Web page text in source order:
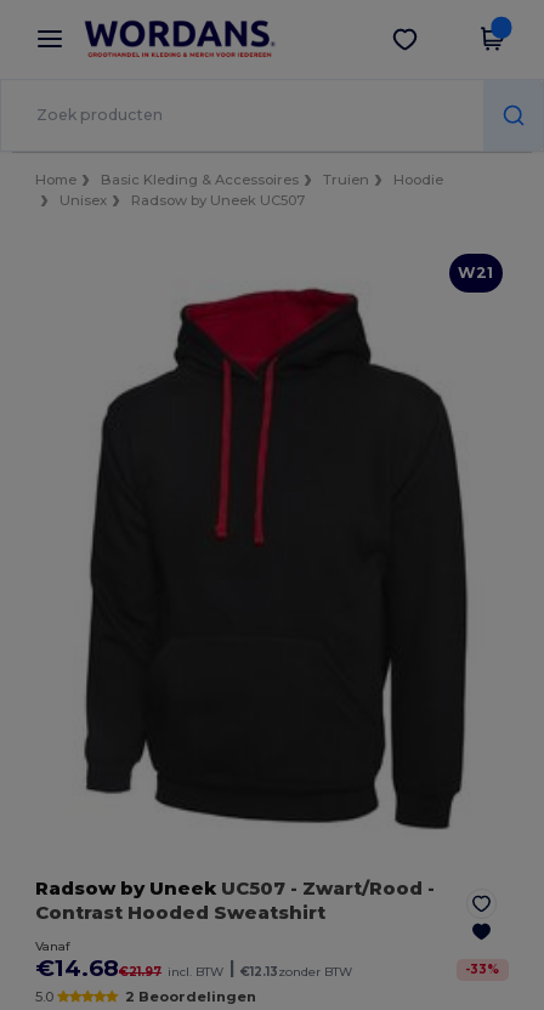
× Wordans-app
Betere prijzen in de app!
Download app
Home Basic Kleding & Accessoires Truien
Hoodie
Unisex
Radsow by Uneek UC507
W21
Radsow by Uneek UC507 - Zwart/Rood -
Contrast Hooded Sweatshirt
Vanaf
€14.68€21.97 incl. BTW | €12.13zonder BTW -33%
5.0 2 Beoordelingen